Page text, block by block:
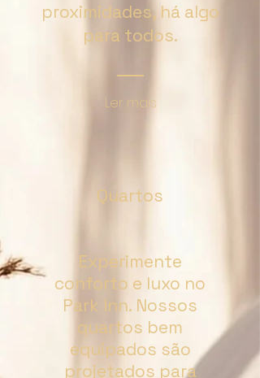
proximidades, há algo
para todos.
Ler mais
Quartos
Experimente
conforto e luxo no
Park Inn. Nossos
quartos bem
equipados são
projetados para